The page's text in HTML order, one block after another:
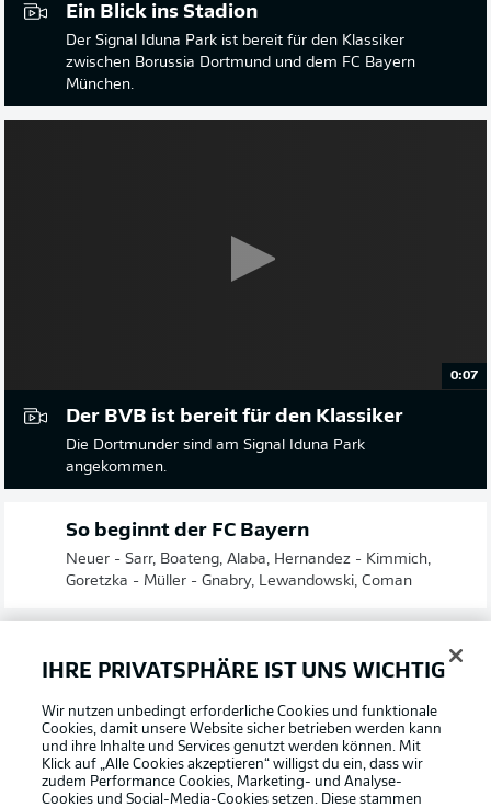
Ein Blick ins Stadion
Der Signal Iduna Park ist bereit für den Klassiker
zwischen Borussia Dortmund und dem FC Bayern
München.
0:07
Der BVB ist bereit für den Klassiker
Die Dortmunder sind am Signal Iduna Park
angekommen.
So beginnt der FC Bayern
Neuer - Sarr, Boateng, Alaba, Hernandez - Kimmich,
Goretzka - Müller - Gnabry, Lewandowski, Coman
Bürki - Meunier, Akanji, Hummels, Guerreiro - Witsel,
Delaney - Sancho, Reus, Reyna - Haaland
Das Schiedsrichter-Gespann
Manuel Gräfe (SR), Guido Kleve (SR-A. 1), Markus Sinn
IHRE PRIVATSPHÄRE IST UNS WICHTIG
Wir nutzen unbedingt erforderliche Cookies und funktionale
Cookies, damit unsere Website sicher betrieben werden kann
und ihre Inhalte und Services genutzt werden können. Mit
Klick auf „Alle Cookies akzeptieren“ willigst du ein, dass wir
zudem Performance Cookies, Marketing- und Analyse-
Cookies und Social-Media-Cookies setzen. Diese stammen